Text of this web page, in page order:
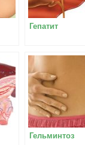
Гепатит
Гельминтоз